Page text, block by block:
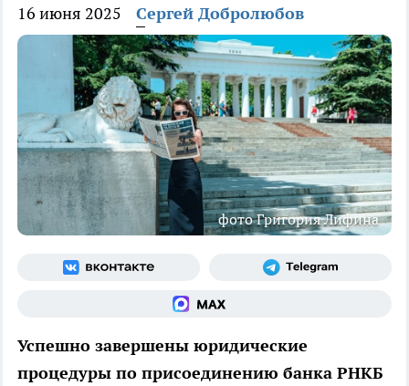
16 июня 2025 Сергей Добролюбов
фото Григория Лифина
Успешно завершены юридические
процедуры по присоединению банка РНКБ